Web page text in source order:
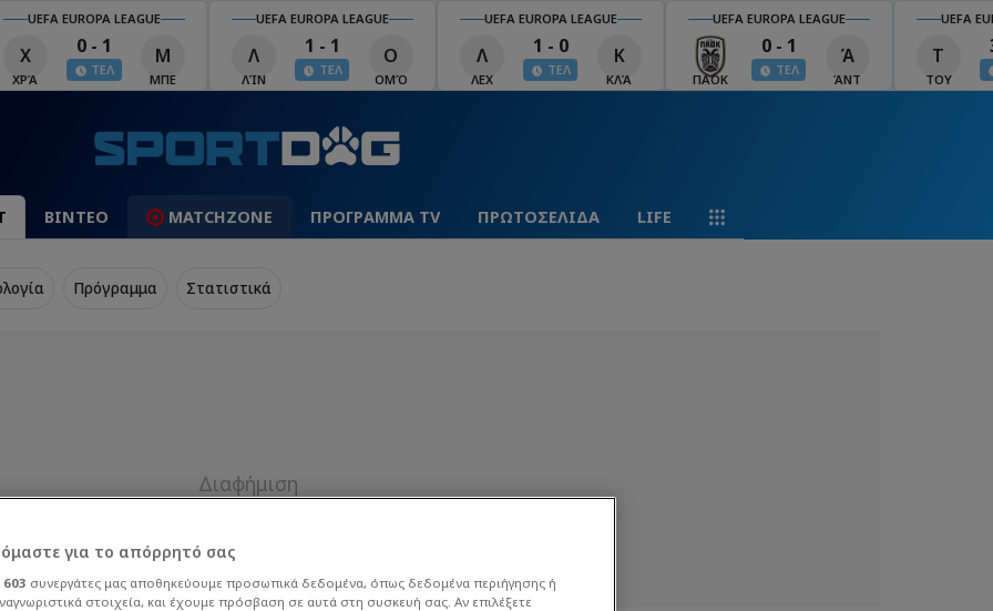
UEFA EUROPA LEAGUE
Χ
ΧΡΆ
0 - 1
ΤΕΛ
Μ
ΜΠΕ
UEFA EUROPA LEAGUE
Λ
ΛΊΝ
1 - 1
ΤΕΛ
Ο
ΟΜΌ
UEFA EUROPA LEAGUE
Λ
ΛΕΧ
1 - 0
ΤΕΛ
Κ
ΚΛΆ
UEFA EUROPA LEAGUE
ΠΑΟΚ
0 - 1
ΤΕΛ
Ά
ΆΝΤ
UEFA
Τ
ΤΟΥ
ΒΙΝΤΕΟ MATCHZONE ΠΡΟΓΡΑΜΜΑ TV ΠΡΩΤΟΣΕΛΙΔΑ LIFE
Πρόγραμμα Στατιστικά
για το απόρρητό σας
603 συνεργάτες μας αποθηκεύουμε προσωπικά δεδομένα, όπως δεδομένα περιήγησης ή
στοιχεία, και έχουμε πρόσβαση σε αυτά στη συσκευή σας. Αν επιλέξετε